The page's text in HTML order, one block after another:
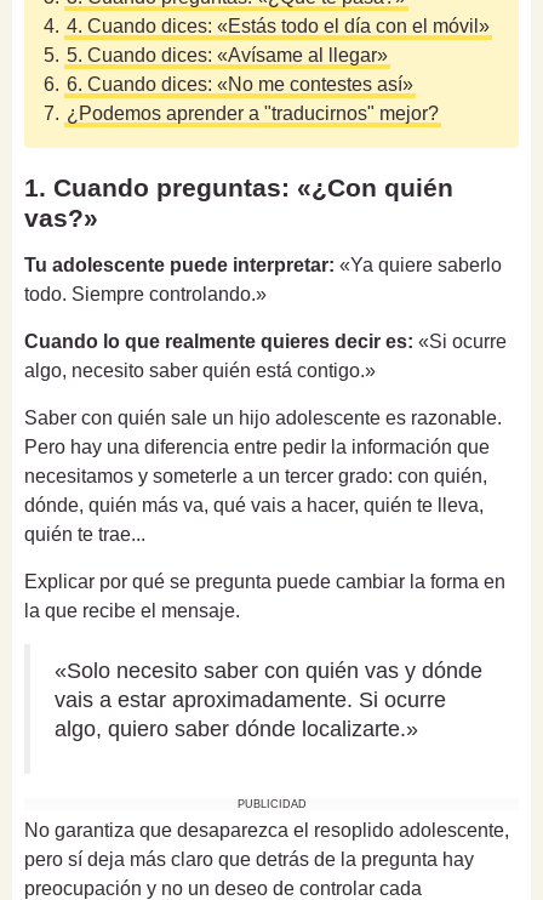
4. 4. Cuando dices: «Estás todo el día con el móvil»
5. 5. Cuando dices: «Avísame al llegar»
6. 6. Cuando dices: «No me contestes así»
7. ¿Podemos aprender a "traducirnos" mejor?
1. Cuando preguntas: «¿Con quién
vas?»
Tu adolescente puede interpretar: «Ya quiere saberlo
todo. Siempre controlando.»
Cuando lo que realmente quieres decir es: «Si ocurre
algo, necesito saber quién está contigo.»
Saber con quién sale un hijo adolescente es razonable.
Pero hay una diferencia entre pedir la información que
necesitamos y someterle a un tercer grado: con quién,
dónde, quién más va, qué vais a hacer, quién te lleva,
quién te trae...
Explicar por qué se pregunta puede cambiar la forma en
la que recibe el mensaje.
«Solo necesito saber con quién vas y dónde
vais a estar aproximadamente. Si ocurre
algo, quiero saber dónde localizarte.»
PUBLICIDAD
No garantiza que desaparezca el resoplido adolescente,
pero sí deja más claro que detrás de la pregunta hay
preocupación y no un deseo de controlar cada